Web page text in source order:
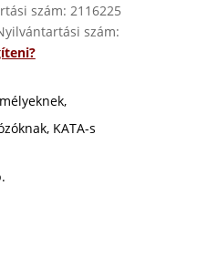
szám: 2116225
szám:
KATA-s